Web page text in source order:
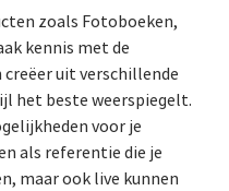
zoals Fotoboeken,
kennis met de
uit verschillende
het beste weerspiegelt.
voor je
als referentie die je
maar ook live kunnen